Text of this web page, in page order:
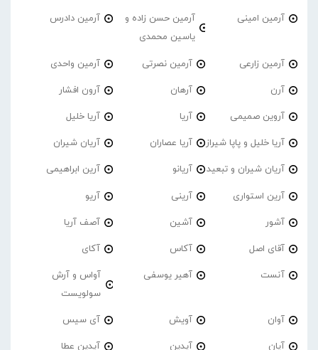
آرمین امینی
آرمین حسن زاده و
یاسین محمدی
آرمین دادرس
آرمین زارعی آرمین نصرتی آرمین واحدی
آرن آرهان آرون افشار
آروین صمیمی آریا آریا خلیل
آریا خلیل و پاپا شیراز آریا عصاران آریان شیران
آریان شیران و تبعید آریانو آرین ابراهیمی
آرین استواری آرینی آریو
آشور آشین آصف آریا
آقای اصل آکاس آکای
آنست آهیر یوسفی
آواس و آرش
سولویست
آوان آویش آی سیس
آیان آیدین آیدین عطا